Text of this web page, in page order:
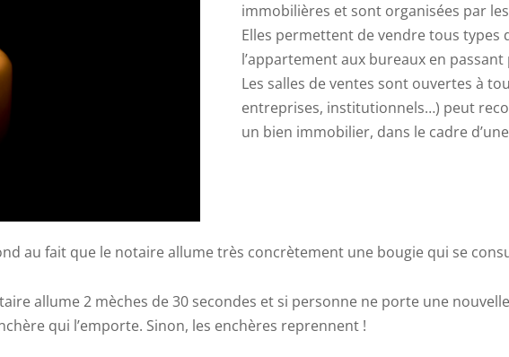
immobilières et sont organisées par
Elles permettent de vendre tous types
l’appartement aux bureaux en
Les salles de ventes sont ouvertes à
entreprises, institutionnels…) peut
un bien immobilier, dans le cadre
au fait que le notaire allume très concrètement une bougie qui se
allume 2 mèches de 30 secondes et si personne ne porte une
qui l’emporte. Sinon, les enchères reprennent !